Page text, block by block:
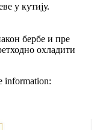
у кутију.
бербе и пре
охладити
information: